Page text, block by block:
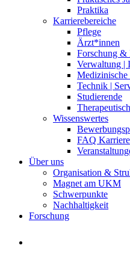
Praktika
Karrierebereiche
Pflege
Ärzt*innen
Forschung &
Verwaltung |
Medizinische
Technik |
Studierende
Wissenswertes
FAQ Karriere
Über uns
Organisation &
Magnet am UKM
Schwerpunkte
Nachhaltigkeit
Forschung